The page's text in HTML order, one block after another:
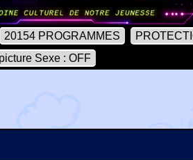
20154 PROGRAMMES
Sexe : OFF